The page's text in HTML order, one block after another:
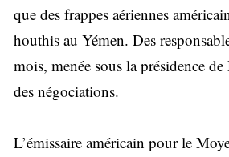
que des frappes aériennes
houthis au Yémen. Des
mois, menée sous la présidence
des négociations.
L’émissaire américain pour le